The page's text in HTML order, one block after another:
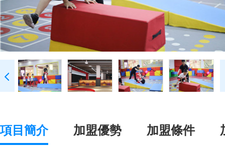
項目簡介 加盟優勢 加盟條件